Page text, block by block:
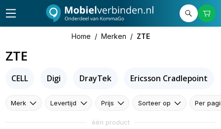
Home / Merken / ZTE
ZTE
CELL Digi DrayTek Ericsson Cradlepoint
Merk Levertijd Prijs Sorteer op Per
één product